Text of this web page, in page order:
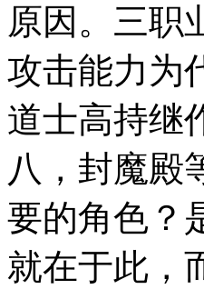
原因。三职
攻击能力为
道士高持继
八，封魔殿
要的角色？
就在于此，